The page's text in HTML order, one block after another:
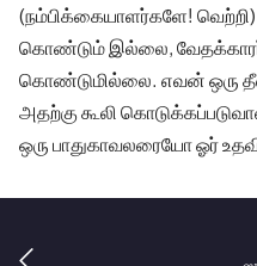
(நம்பிக்கையாளர்களே!
கொண்டும் இல்லை,
கொண்டுமில்லை. எவன்
அதற்கு கூலி
ஒரு பாதுகாவலரையோ ஓர்